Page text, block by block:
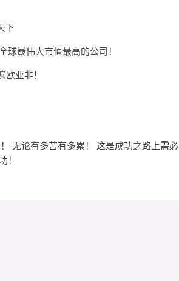
下
最伟大市值最高的公司！
亚非！
无论有多苦有多累！ 这是成功之路上需必
！